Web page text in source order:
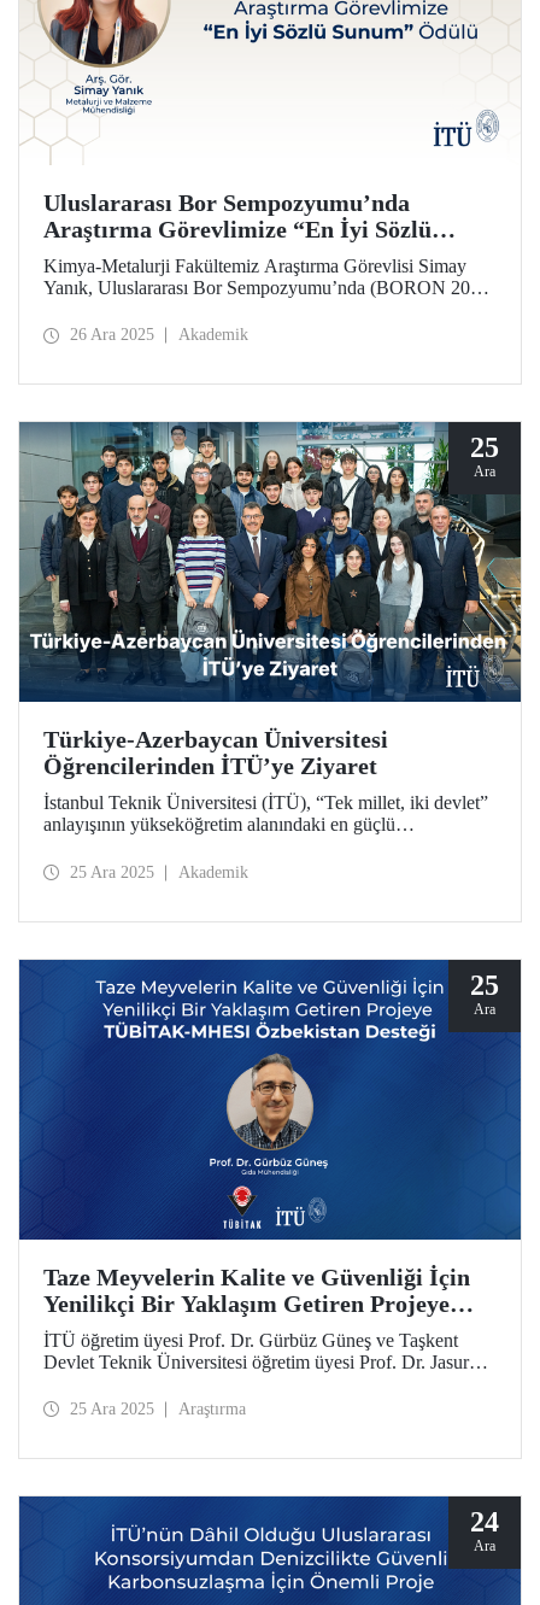
Uluslararası Bor Sempozyumu’nda
Araştırma Görevlimize “En İyi Sözlü
Sunum” Ödülü
Kimya-Metalurji Fakültemiz Araştırma Görevlisi Simay
Yanık, Uluslararası Bor Sempozyumu’nda (BORON 2025)
26 Ara 2025 Akademik
25
Ara
Türkiye-Azerbaycan Üniversitesi
Öğrencilerinden İTÜ’ye Ziyaret
İstanbul Teknik Üniversitesi (İTÜ), “Tek millet, iki devlet”
anlayışının yükseköğretim alanındaki en güçlü
(TAÜ) hazırlık sınıfı öğrencilerini ağırladı. İTÜ’nün
25 Ara 2025 Akademik
25
Ara
Taze Meyvelerin Kalite ve Güvenliği İçin
Yenilikçi Bir Yaklaşım Getiren Projeye
TÜBİTAK-MHESI Özbekistan Desteği
İTÜ öğretim üyesi Prof. Dr. Gürbüz Güneş ve Taşkent
Devlet Teknik Üniversitesi öğretim üyesi Prof. Dr. Jasur
MHESI Özbekistan Ortak Proje Çağrısı” kapsamında
25 Ara 2025 Araştırma
24
Ara